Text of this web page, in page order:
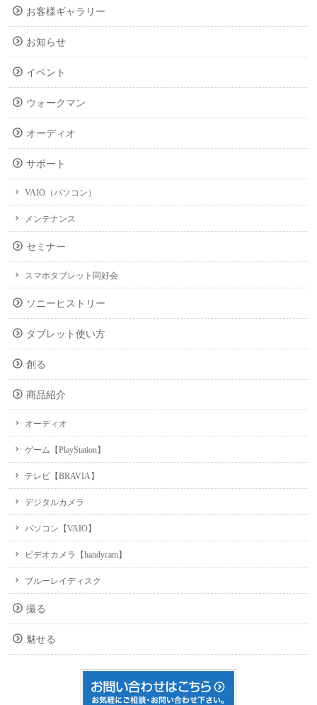
お客様ギャラリー
お知らせ
イベント
ウォークマン
オーディオ
サポート
VAIO（パソコン）
メンテナンス
セミナー
スマホタブレット同好会
ソニーヒストリー
タブレット使い方
創る
商品紹介
オーディオ
ゲーム【PlayStation】
テレビ【BRAVIA】
デジタルカメラ
パソコン【VAIO】
ビデオカメラ【handycam】
ブルーレイディスク
撮る
魅せる